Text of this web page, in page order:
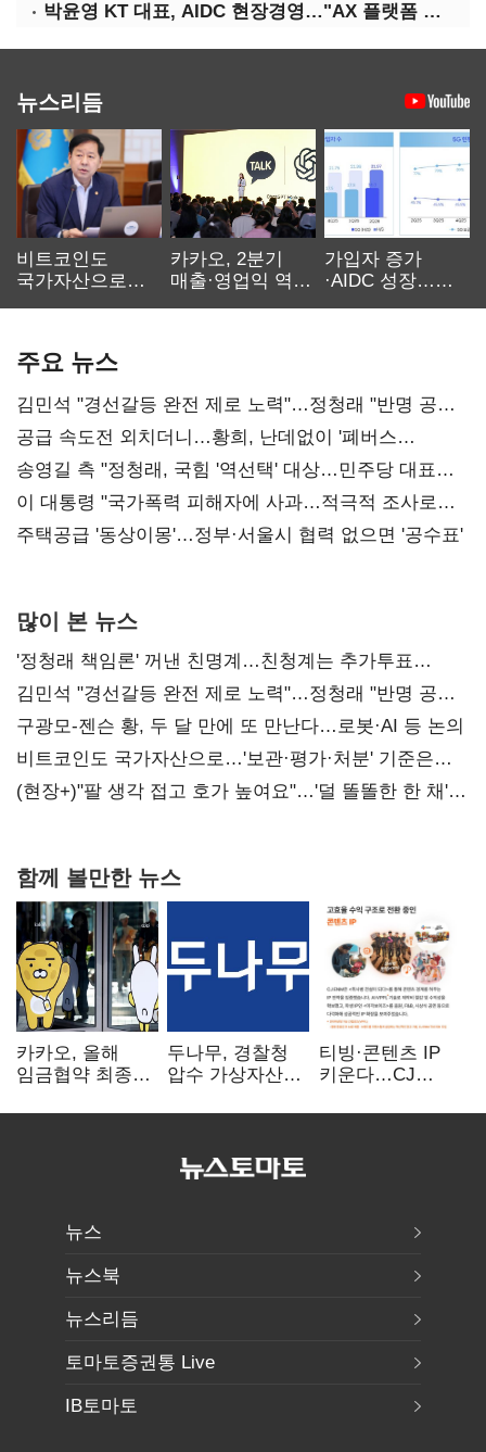
박윤영 KT 대표, AIDC 현장경영…"AX 플랫폼 핵심 인프라로 키운다"
뉴스리듬
비트코인도
국가자산으로…'
카카오, 2분기
매출·영업익 역대
가입자 증가
·AIDC 성장…
주요 뉴스
김민석 "경선갈등 완전 제로 노력"…정청래 "반명 공세
사과부터"
공급 속도전 외치더니…황희, 난데없이 '폐버스
리모델링' 제안
송영길 측 "정청래, 국힘 '역선택' 대상…민주당 대표로
총선 지휘 못해"
이 대통령 "국가폭력 피해자에 사과…적극적 조사로
진실 밝혀야"
주택공급 '동상이몽'…정부·서울시 협력 없으면 '공수표'
많이 본 뉴스
'정청래 책임론' 꺼낸 친명계…친청계는 추가투표
때리기
김민석 "경선갈등 완전 제로 노력"…정청래 "반명 공세
사과부터"
구광모-젠슨 황, 두 달 만에 또 만난다…로봇·AI 등 논의
비트코인도 국가자산으로…'보관·평가·처분' 기준은
숙제
(현장+)"팔 생각 접고 호가 높여요"…'덜 똘똘한 한 채'
함께 볼만한 뉴스
카카오, 올해
임금협약 최종
인상·격려금
두나무, 경찰청
압수 가상자산
커스터디 사업
티빙·콘텐츠 IP
키운다…CJ
글로벌 확장 가속
뉴스
뉴스북
뉴스리듬
토마토증권통 Live
IB토마토